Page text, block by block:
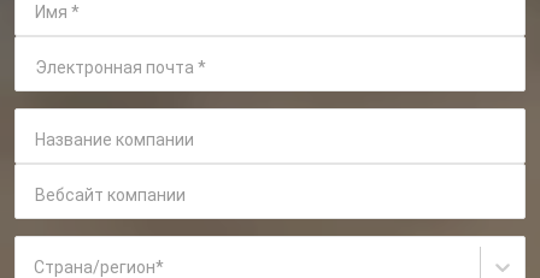
Имя *
Электронная почта *
Название компании
Вебсайт компании
Страна/регион*